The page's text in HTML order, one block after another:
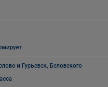
и Гурьевск, Беловского